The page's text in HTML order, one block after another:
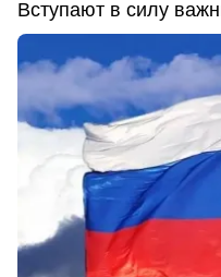
Вступают в силу